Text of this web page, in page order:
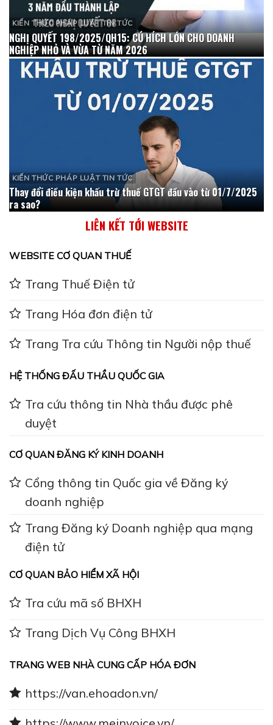
KIẾN THỨC PHÁP LUẬT TIN TỨC
NGHỊ QUYẾT 198/2025/QH15: CÚ HÍCH LỚN CHO DOANH
NGHIỆP NHỎ VÀ VỪA TỪ NĂM 2026
KIẾN THỨC PHÁP LUẬT TIN TỨC
Thay đổi điều kiện khấu trừ thuế GTGT đầu vào từ 01/7/2025
ra sao?
LIÊN KẾT TỚI WEBSITE
WEBSITE CƠ QUAN THUẾ
Trang Thuế Điện tử
Trang Hóa đơn điện tử
Trang Tra cứu Thông tin Người nộp thuế
HỆ THỐNG ĐẤU THẦU QUỐC GIA
Tra cứu thông tin Nhà thầu được phê
duyệt
CƠ QUAN ĐĂNG KÝ KINH DOANH
Cổng thông tin Quốc gia về Đăng ký
doanh nghiệp
Trang Đăng ký Doanh nghiệp qua mạng
điện tử
CƠ QUAN BẢO HIỂM XÃ HỘI
Tra cứu mã số BHXH
Trang Dịch Vụ Công BHXH
TRANG WEB NHÀ CUNG CẤP HÓA ĐƠN
https://van.ehoadon.vn/